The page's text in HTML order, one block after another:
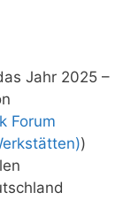
Jahr 2025 –
Forum
)